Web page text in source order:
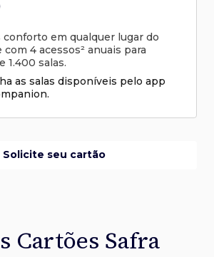
conforto em qualquer lugar do
4 acessos² anuais para
1.400 salas.
as salas disponíveis pelo app
Solicite seu cartão
Cartões Safra